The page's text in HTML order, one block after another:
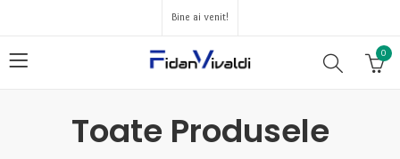
Bine ai venit!
0
Toate Produsele